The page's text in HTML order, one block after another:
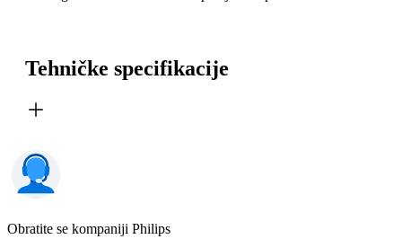
Tehničke specifikacije
Obratite se kompaniji Philips